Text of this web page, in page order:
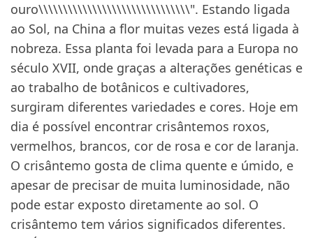
ouro\\\\\\\\\\\\\\\\\\\\\\\\\\\\\\\". Estando ligada
ao Sol, na China a flor muitas vezes está ligada à
nobreza. Essa planta foi levada para a Europa no
século XVII, onde graças a alterações genéticas e
ao trabalho de botânicos e cultivadores,
surgiram diferentes variedades e cores. Hoje em
dia é possível encontrar crisântemos roxos,
vermelhos, brancos, cor de rosa e cor de laranja.
O crisântemo gosta de clima quente e úmido, e
apesar de precisar de muita luminosidade, não
pode estar exposto diretamente ao sol. O
crisântemo tem vários significados diferentes.